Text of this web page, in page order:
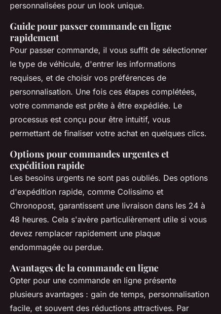
personnalisées pour un look unique.
Guide pour passer commande en ligne
rapidement
Pour passer commande, il vous suffit de sélectionner
le type de véhicule, d'entrer les informations
requises, et de choisir vos préférences de
personnalisation. Une fois ces étapes complétées,
votre commande est prête à être expédiée. Le
processus est conçu pour être intuitif, vous
permettant de finaliser votre achat en quelques clics.
Options pour commandes urgentes et
expédition rapide
Les besoins urgents ne sont pas oubliés. Des options
d'expédition rapide, comme Colissimo et
Chronopost, garantissent une livraison dans les 24 à
48 heures. Cela s'avère particulièrement utile si vous
devez remplacer rapidement une plaque
endommagée ou perdue.
Avantages de la commande en ligne
Opter pour une commande en ligne présente
plusieurs avantages : gain de temps, personnalisation
facile, et souvent des réductions attractives. Par